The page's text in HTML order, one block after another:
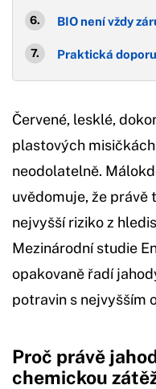
BIO není vždy
Praktická
Červené, lesklé,
plastových
neodolatelně.
uvědomuje, že
nejvyšší riziko z
Mezinárodní studie
opakovaně řadí
potravin s nejvyšším
Proč právě
chemickou